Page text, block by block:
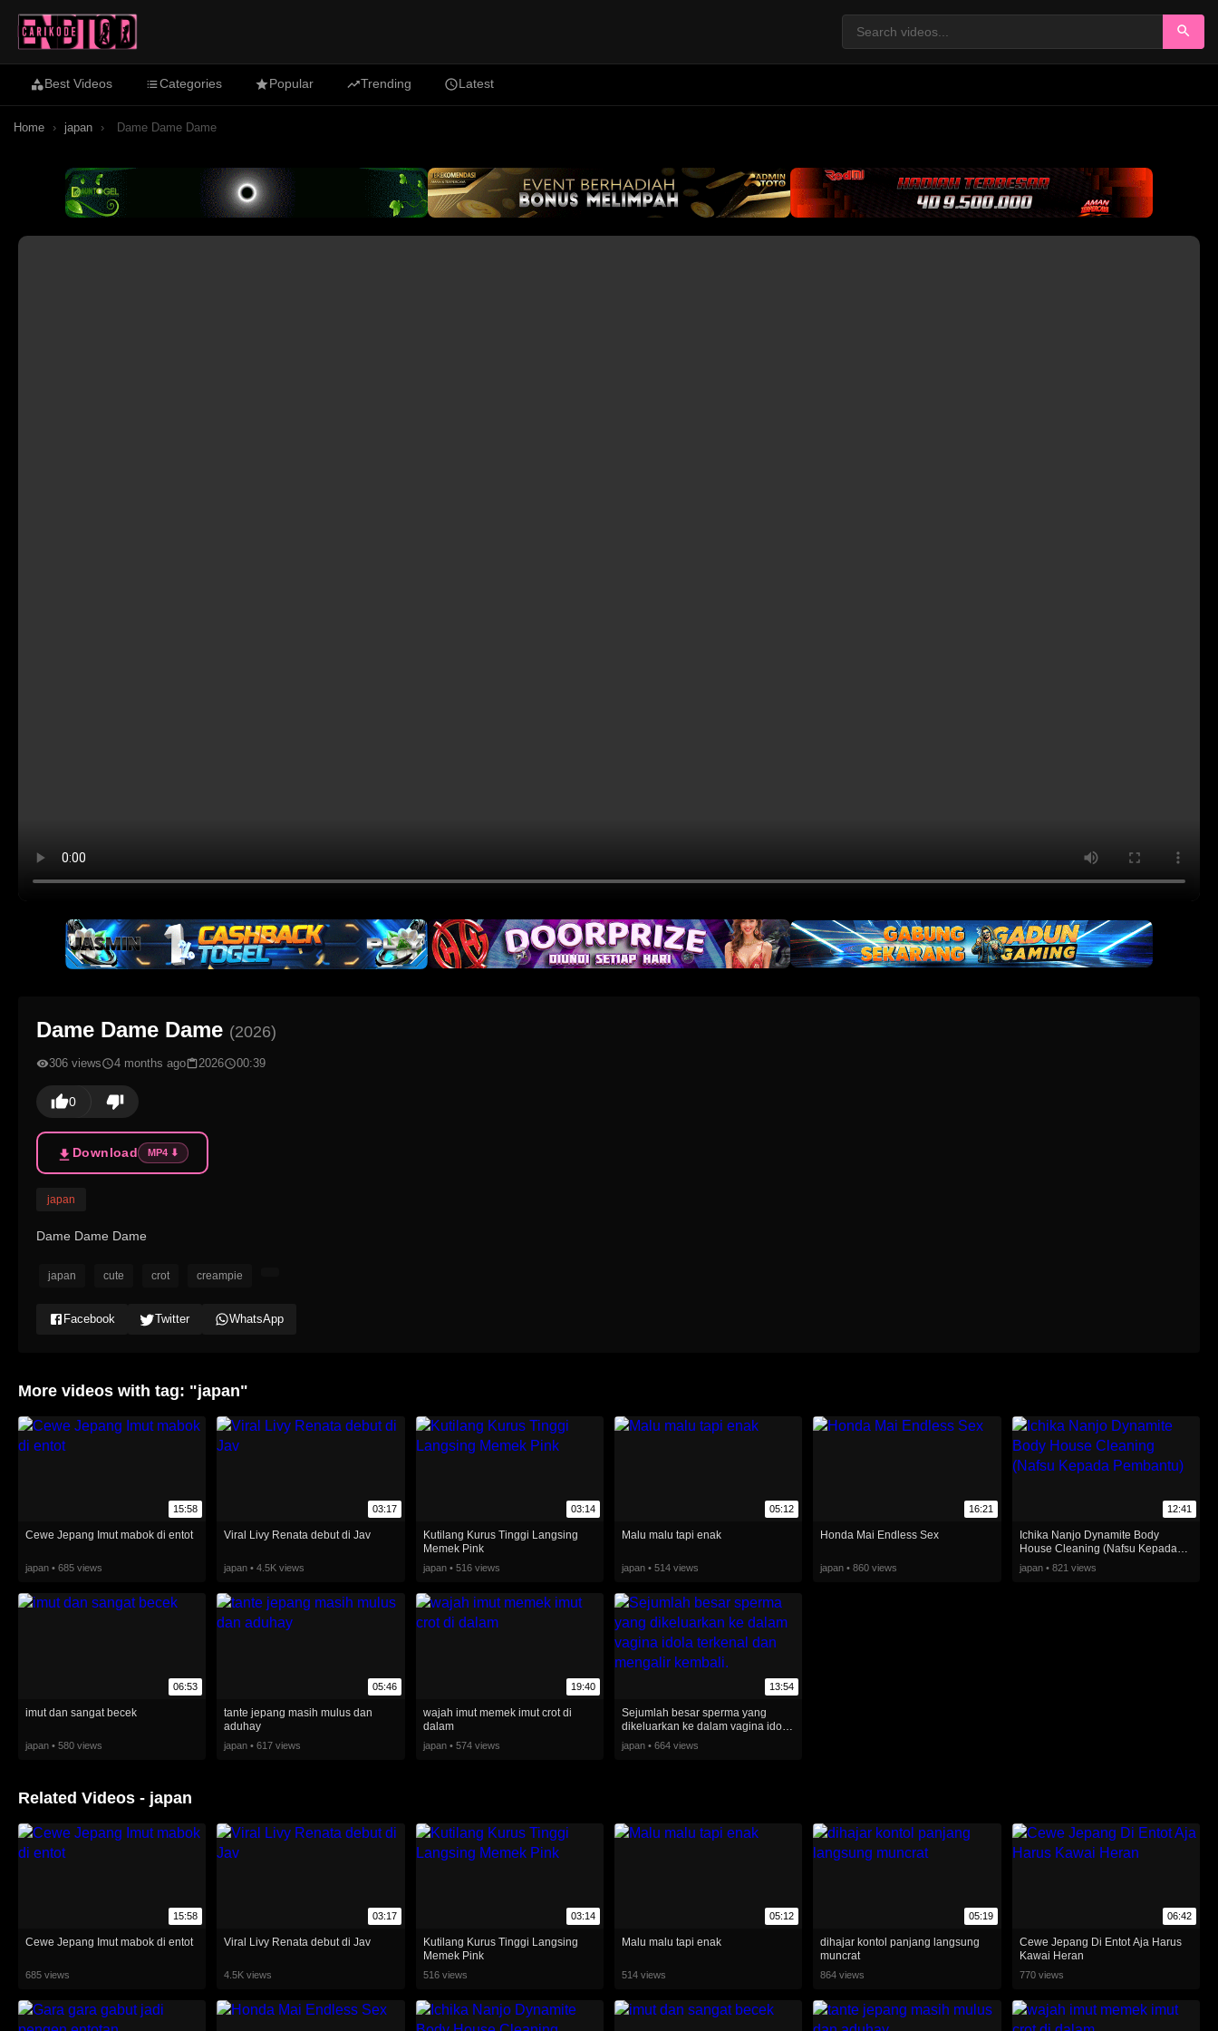
Best Videos Categories Popular Trending Latest
Home › japan › Dame Dame Dame
Dame Dame Dame (2026)
306 views 4 months ago 2026 00:39
0
Download MP4 ⬇
japan
Dame Dame Dame
japan cute crot creampie
Facebook Twitter WhatsApp
More videos with tag: "japan"
15:58
Cewe Jepang Imut mabok di entot
japan • 685 views
03:17
Viral Livy Renata debut di Jav
japan • 4.5K views
03:14
Kutilang Kurus Tinggi Langsing
Memek Pink
japan • 516 views
05:12
Malu malu tapi enak
japan • 514 views
16:21
Honda Mai Endless Sex
japan • 860 views
12:41
Ichika Nanjo Dynamite Body
House Cleaning (Nafsu Kepada
Pembantu)
japan • 821 views
06:53
imut dan sangat becek
japan • 580 views
05:46
tante jepang masih mulus dan
aduhay
japan • 617 views
19:40
wajah imut memek imut crot di
dalam
japan • 574 views
13:54
Sejumlah besar sperma yang
dikeluarkan ke dalam vagina idola
terkenal dan mengalir kembali.
japan • 664 views
Related Videos - japan
15:58
Cewe Jepang Imut mabok di entot
685 views
03:17
Viral Livy Renata debut di Jav
4.5K views
03:14
Kutilang Kurus Tinggi Langsing
Memek Pink
516 views
05:12
Malu malu tapi enak
514 views
05:19
dihajar kontol panjang langsung
muncrat
864 views
06:42
Cewe Jepang Di Entot Aja Harus
Kawai Heran
770 views